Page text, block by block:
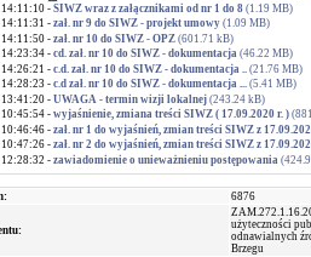
- SIWZ wraz z załącznikami od nr 1 do 8 (1.19 MB)
- zał. nr 9 do SIWZ - projekt umowy (1.09 MB)
- zał. nr 10 do SIWZ - OPZ (601.71 kB)
- cd. zał. nr 10 do SIWZ - dokumentacja (46.22 MB)
- c.d. zał. nr 10 do SIWZ - dokumentacja ..
(21.76 MB)
- c.d zał. nr 10 do SIWZ - dokumentacja ... (5.41 MB)
- UWAGA - termin wizji lokalnej (243.24 kB)
- wyjaśnienie, zmiana treści SIWZ ( 17.09.2020 r. )
- zał. nr 1 do wyjaśnień, zmian treści SIWZ z
- zał. nr 2 do wyjaśnień, zmian treści SIWZ z
- zawiadomienie o unieważnieniu postępowania
6876
użyteczności
odnawialnych
Brzegu